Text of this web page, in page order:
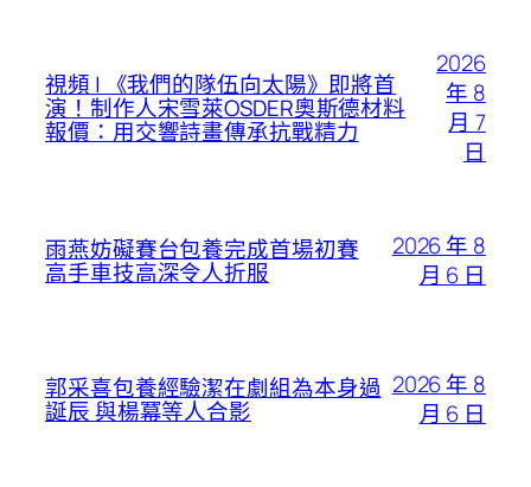
視頻 | 《我們的隊伍向太陽》即將首
演！制作人宋雪萊OSDER奧斯德材料
報價：用交響詩畫傳承抗戰精力
2026
年 8
月 7
日
雨燕妨礙賽台包養完成首場初賽
高手車技高深令人折服
2026 年 8
月 6 日
郭采喜包養經驗潔在劇組為本身過
誕辰 與楊冪等人合影
2026 年 8
月 6 日